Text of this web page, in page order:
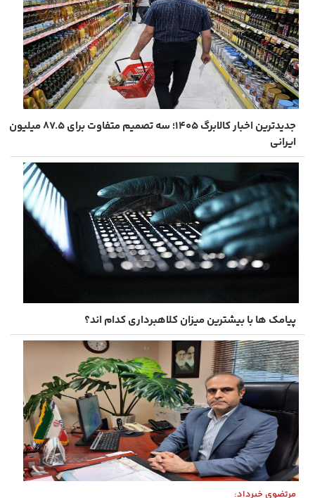
جدیدترین اخبار کالابرگ ۱۴۰۵؛ سه تصمیم متفاوت برای ۸۷.۵ میلیون
ایرانی
پیامک ها با بیشترین میزان کلاهبرداری کدام اند؟
مرتضوی خبرداد: